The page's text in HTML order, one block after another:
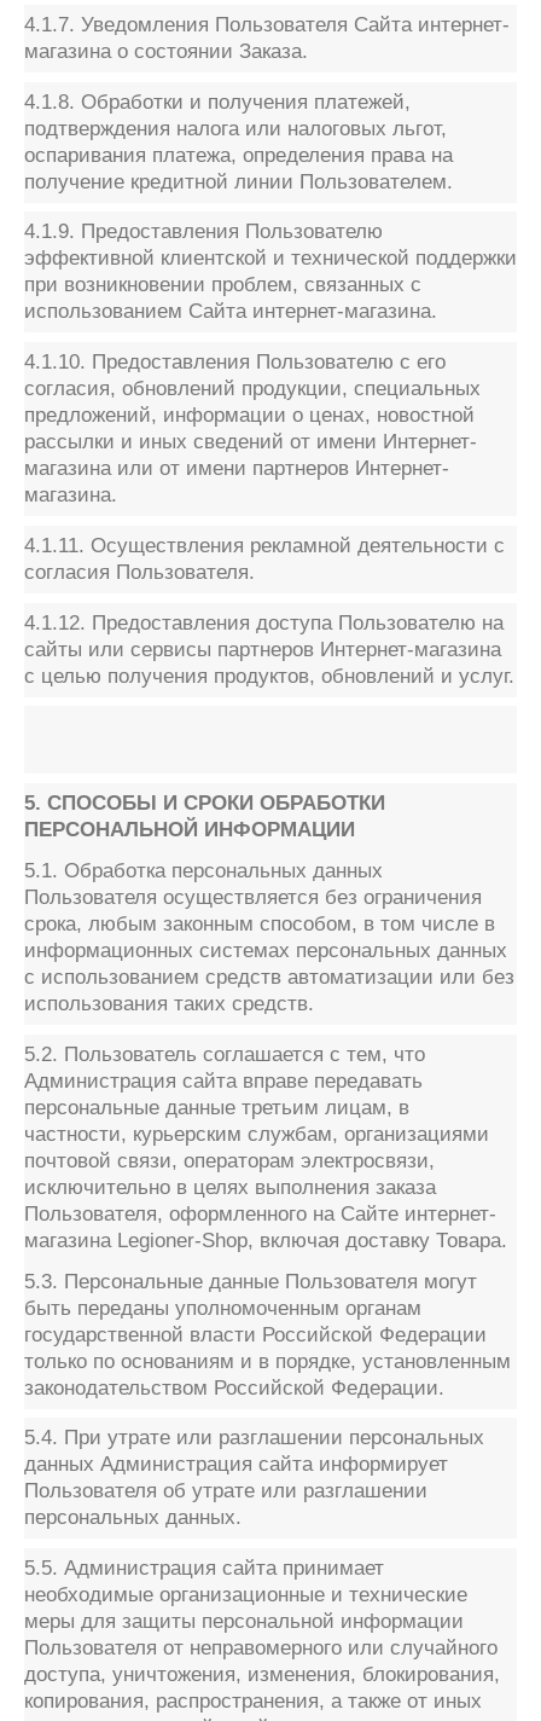
4.1.7. Уведомления Пользователя Сайта интернет-
магазина о состоянии Заказа.
4.1.8. Обработки и получения платежей,
подтверждения налога или налоговых льгот,
оспаривания платежа, определения права на
получение кредитной линии Пользователем.
4.1.9. Предоставления Пользователю
эффективной клиентской и технической поддержки
при возникновении проблем, связанных с
использованием Сайта интернет-магазина.
4.1.10. Предоставления Пользователю с его
согласия, обновлений продукции, специальных
предложений, информации о ценах, новостной
рассылки и иных сведений от имени Интернет-
магазина или от имени партнеров Интернет-
магазина.
4.1.11. Осуществления рекламной деятельности с
согласия Пользователя.
4.1.12. Предоставления доступа Пользователю на
сайты или сервисы партнеров Интернет-магазина
с целью получения продуктов, обновлений и услуг.
5. СПОСОБЫ И СРОКИ ОБРАБОТКИ
ПЕРСОНАЛЬНОЙ ИНФОРМАЦИИ
5.1. Обработка персональных данных
Пользователя осуществляется без ограничения
срока, любым законным способом, в том числе в
информационных системах персональных данных
с использованием средств автоматизации или без
использования таких средств.
5.2. Пользователь соглашается с тем, что
Администрация сайта вправе передавать
персональные данные третьим лицам, в
частности, курьерским службам, организациями
почтовой связи, операторам электросвязи,
исключительно в целях выполнения заказа
Пользователя, оформленного на Сайте интернет-
магазина Legioner-Shop, включая доставку Товара.
5.3. Персональные данные Пользователя могут
быть переданы уполномоченным органам
государственной власти Российской Федерации
только по основаниям и в порядке, установленным
законодательством Российской Федерации.
5.4. При утрате или разглашении персональных
данных Администрация сайта информирует
Пользователя об утрате или разглашении
персональных данных.
5.5. Администрация сайта принимает
необходимые организационные и технические
меры для защиты персональной информации
Пользователя от неправомерного или случайного
доступа, уничтожения, изменения, блокирования,
копирования, распространения, а также от иных